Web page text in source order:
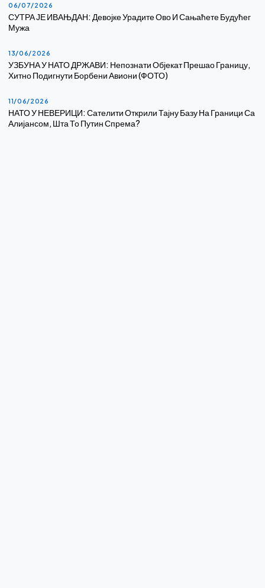
06/07/2026
СУТРА ЈЕ ИВАЊДАН: Девојке Урадите Ово И Сањаћете Будућег
Мужа
13/06/2026
УЗБУНА У НАТО ДРЖАВИ: Непознати Објекат Прешао Границу,
Хитно Подигнути Борбени Авиони (ФОТО)
11/06/2026
НАТО У НЕВЕРИЦИ: Сателити Открили Тајну Базу На Граници Са
Алијансом, Шта То Путин Спрема?